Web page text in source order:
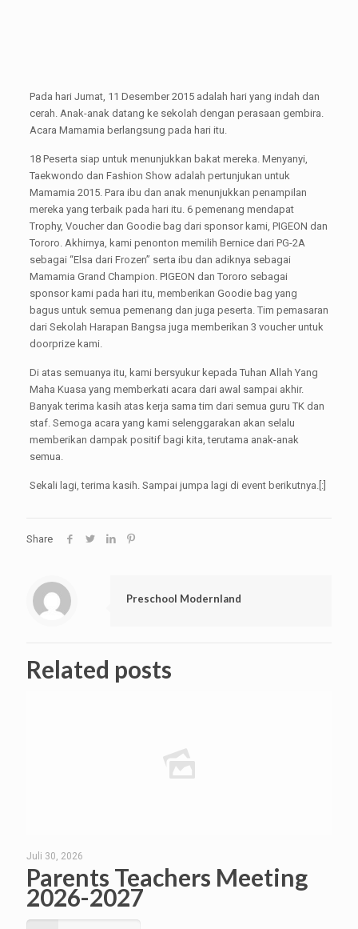
Pada hari Jumat, 11 Desember 2015 adalah hari yang indah dan
cerah. Anak-anak datang ke sekolah dengan perasaan gembira.
Acara Mamamia berlangsung pada hari itu.
18 Peserta siap untuk menunjukkan bakat mereka. Menyanyi,
Taekwondo dan Fashion Show adalah pertunjukan untuk
Mamamia 2015. Para ibu dan anak menunjukkan penampilan
mereka yang terbaik pada hari itu. 6 pemenang mendapat
Trophy, Voucher dan Goodie bag dari sponsor kami, PIGEON dan
Tororo. Akhirnya, kami penonton memilih Bernice dari PG-2A
sebagai “Elsa dari Frozen” serta ibu dan adiknya sebagai
Mamamia Grand Champion. PIGEON dan Tororo sebagai
sponsor kami pada hari itu, memberikan Goodie bag yang
bagus untuk semua pemenang dan juga peserta. Tim pemasaran
dari Sekolah Harapan Bangsa juga memberikan 3 voucher untuk
doorprize kami.
Di atas semuanya itu, kami bersyukur kepada Tuhan Allah Yang
Maha Kuasa yang memberkati acara dari awal sampai akhir.
Banyak terima kasih atas kerja sama tim dari semua guru TK dan
staf. Semoga acara yang kami selenggarakan akan selalu
memberikan dampak positif bagi kita, terutama anak-anak
semua.
Sekali lagi, terima kasih. Sampai jumpa lagi di event berikutnya.[:]
Share
Preschool Modernland
Related posts
Juli 30, 2026
Parents Teachers Meeting
2026-2027